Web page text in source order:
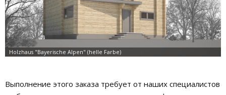
Выполнение этого заказа требует от наших специалистов